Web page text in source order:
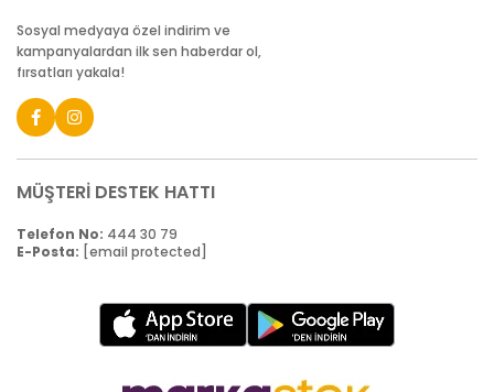
Sosyal medyaya özel indirim ve
kampanyalardan ilk sen haberdar ol,
fırsatları yakala!
MÜŞTERİ DESTEK HATTI
Telefon No: 444 30 79
E-Posta: [email protected]